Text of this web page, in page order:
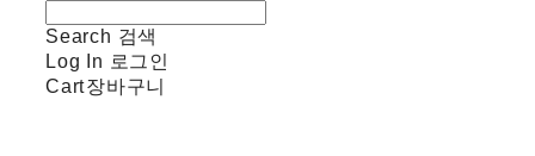
Search 검색
Log In 로그인
Cart장바구니